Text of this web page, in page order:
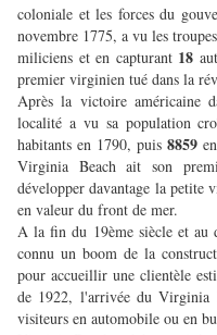
coloniale et les forces du
novembre 1775, a vu les
miliciens et en capturant 18
premier virginien tué dans la
Après la victoire américaine
localité a vu sa population
habitants en 1790, puis8859
Virginia Beach ait son
développer davantage la petite
en valeur du front de mer.
A la fin du 19ème siècle et au
connu un boom de la
pour accueillir une clientèle
de 1922, l'arrivée du Virginia
visiteurs en automobile ou en